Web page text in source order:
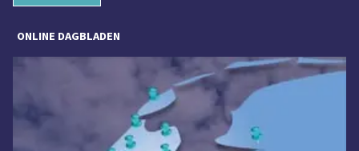
ONLINE DAGBLADEN